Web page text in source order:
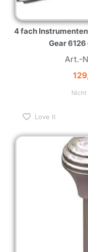
4 fach
Gear
Art.-
Nicht
Love it